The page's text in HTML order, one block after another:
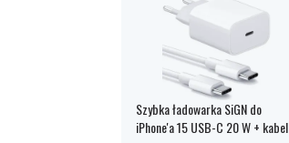
Szybka ładowarka SiGN do
iPhone'a 15 USB-C 20 W + kabel 2